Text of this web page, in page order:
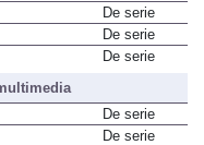
De serie
De serie
De serie
De serie
De serie